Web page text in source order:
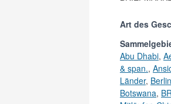
Art des
Abu Dhabi,
& span.,
Länder, Berlin
Botswana,